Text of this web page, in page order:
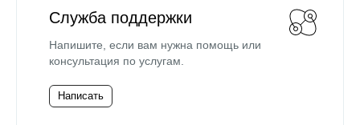
Служба поддержки
Напишите, если вам нужна помощь или
консультация по услугам.
Написать